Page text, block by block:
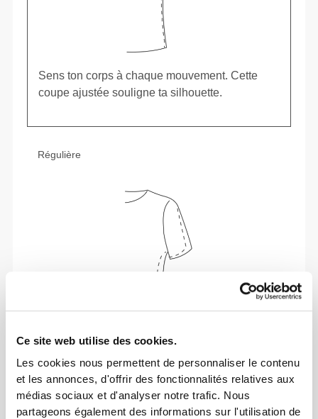
Ce site web utilise des cookies.
Les cookies nous permettent de personnaliser le contenu
et les annonces, d'offrir des fonctionnalités relatives aux
médias sociaux et d'analyser notre trafic. Nous
partageons également des informations sur l'utilisation de
Sens ton corps à chaque mouvement. Cette
coupe ajustée souligne ta silhouette.
Régulière
Liberté de mouvement et confort au quotidien,
telle est la devise.